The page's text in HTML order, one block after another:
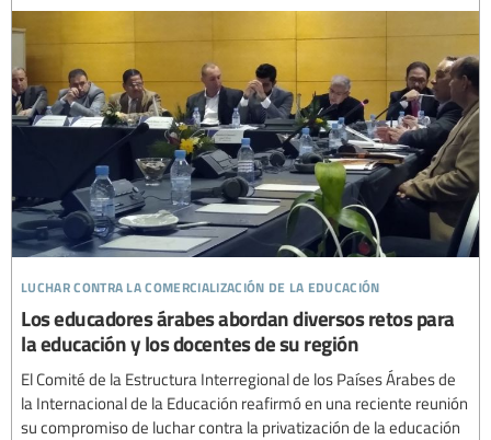
luchar contra la comercialización de la educación
Los educadores árabes abordan diversos retos para
la educación y los docentes de su región
El Comité de la Estructura Interregional de los Países Árabes de
la Internacional de la Educación reafirmó en una reciente reunión
su compromiso de luchar contra la privatización de la educación